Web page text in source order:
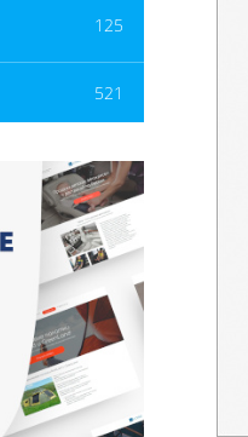
125
521